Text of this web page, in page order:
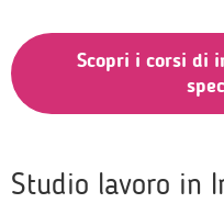
Scopri i corsi di
Studio lavoro in